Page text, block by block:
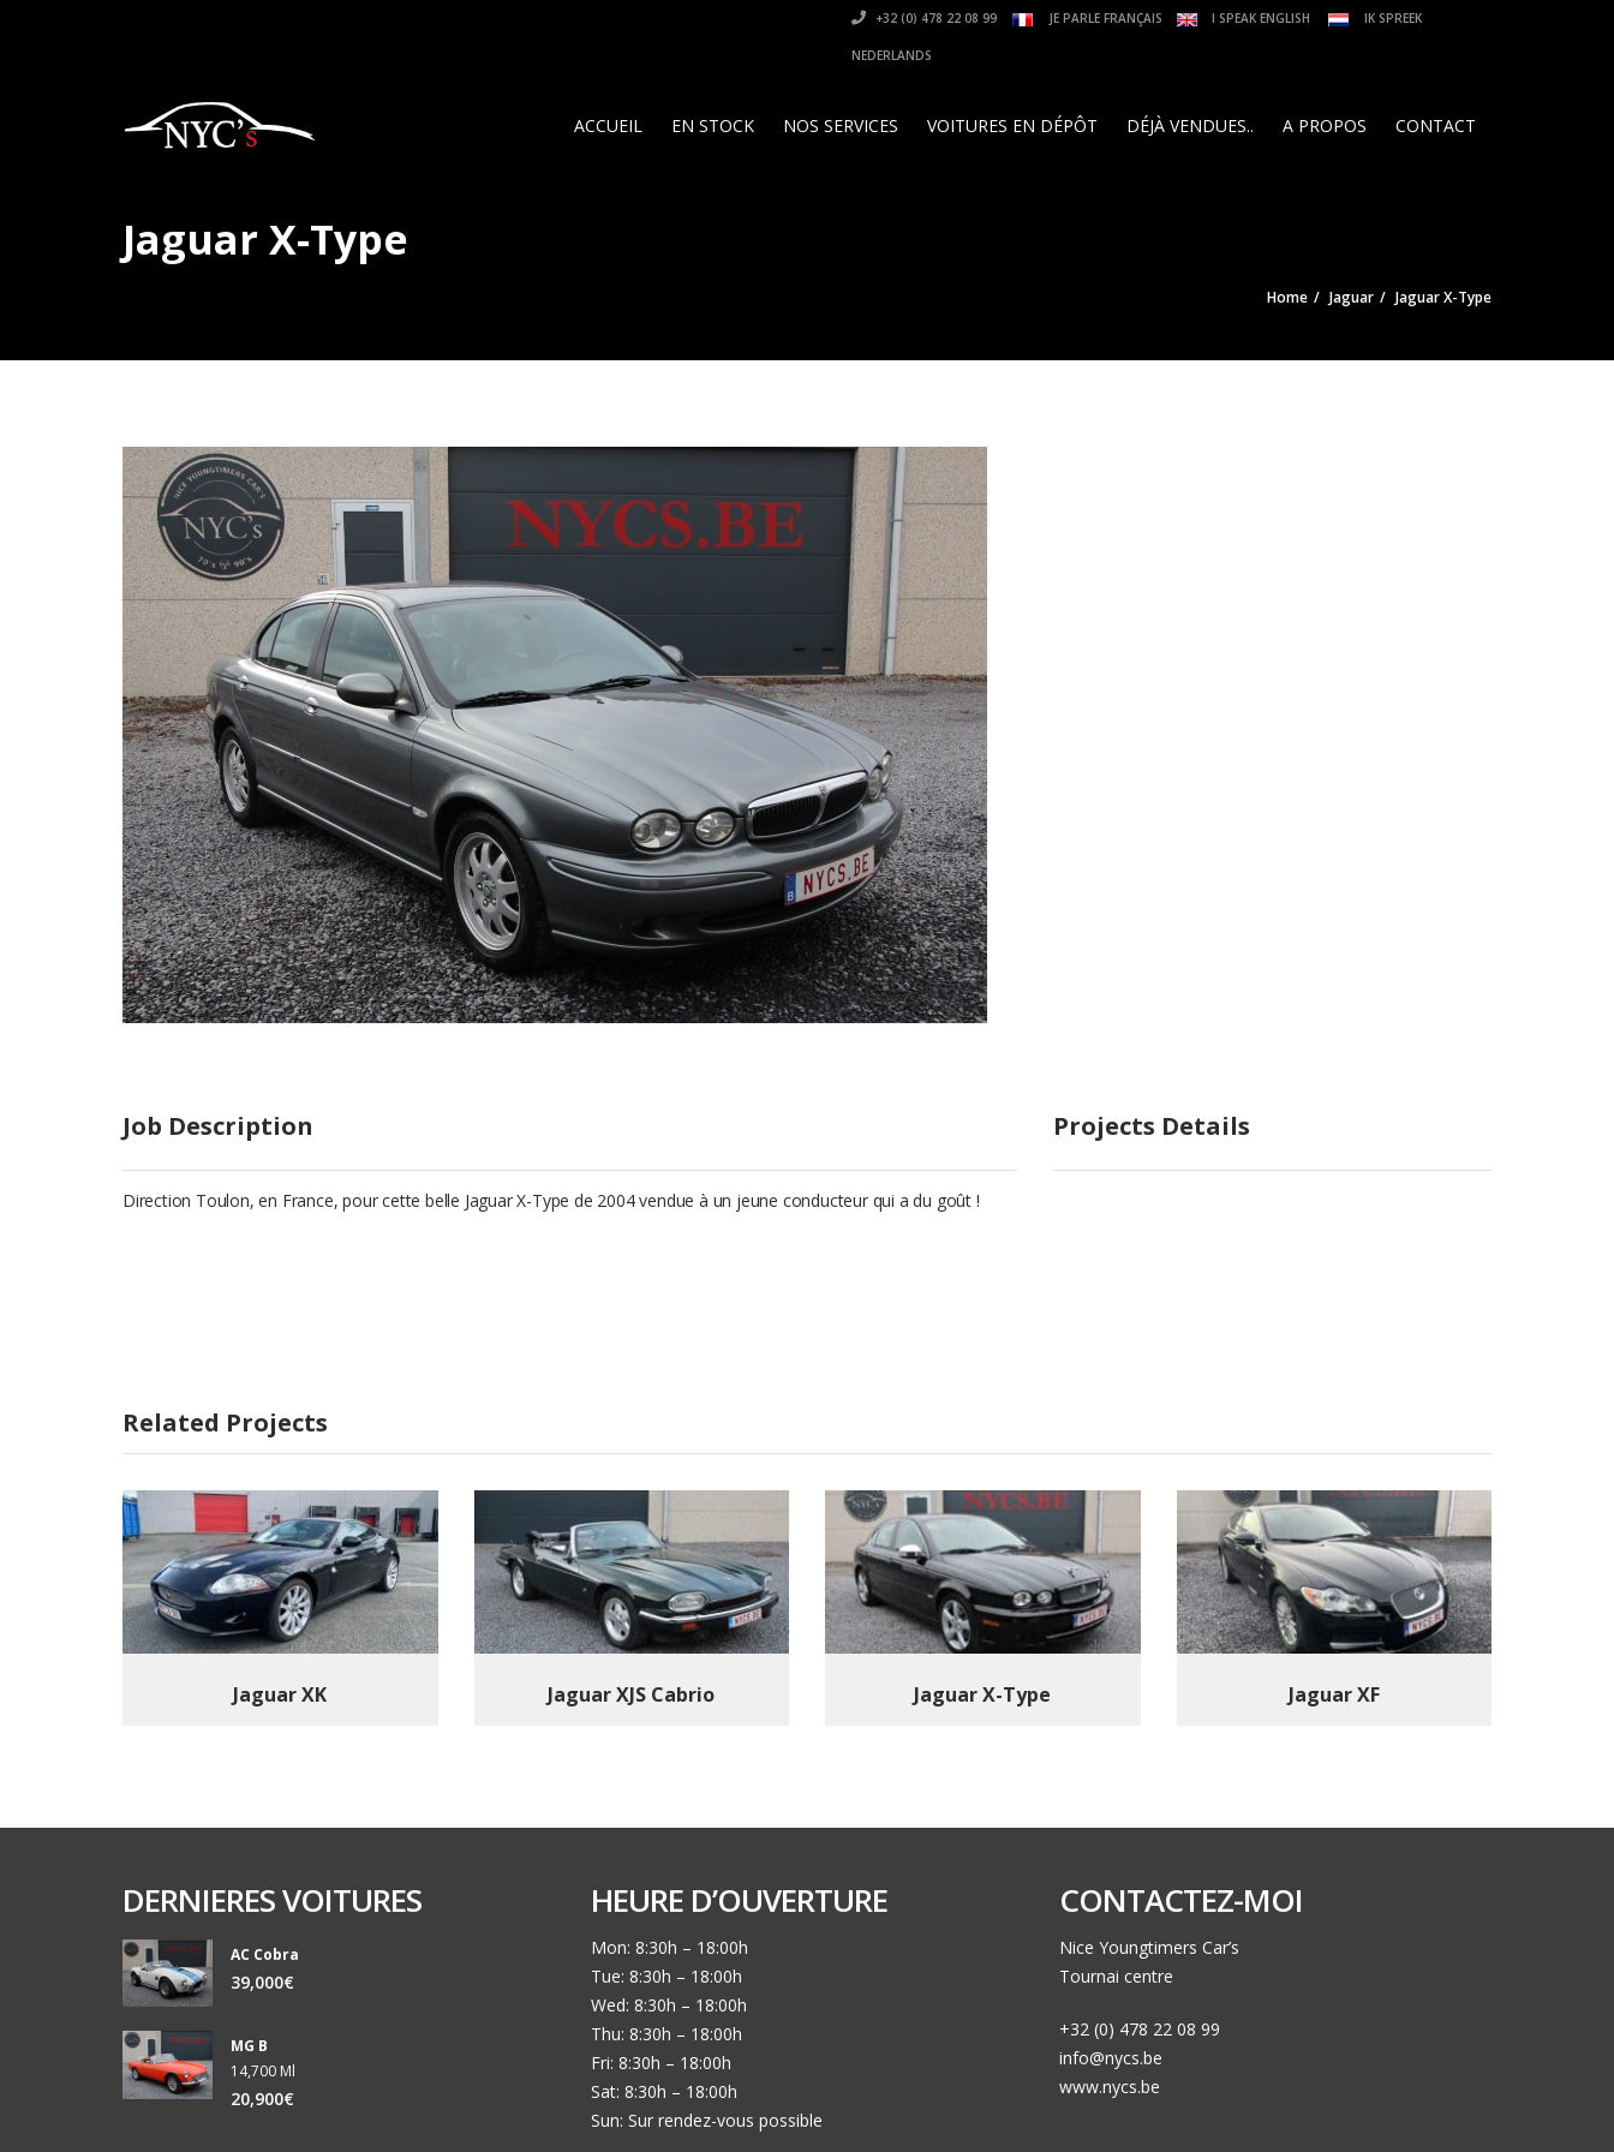
+32 (0) 478 22 08 99 JE PARLE FRANÇAIS I SPEAK ENGLISH IK SPREEK
NEDERLANDS
ACCUEIL EN STOCK NOS SERVICES VOITURES EN DÉPÔT DÉJÀ VENDUES.. A PROPOS CONTACT
Jaguar X-Type
Home Jaguar Jaguar X-Type
Job Description
Direction Toulon, en France, pour cette belle Jaguar X-Type de 2004 vendue à un jeune conducteur qui a du goût !
Projects Details
Related Projects
Jaguar XK Jaguar XJS Cabrio Jaguar X-Type Jaguar XF
DERNIERES VOITURES
AC Cobra
39,000€
MG B
14,700 Ml
20,900€
HEURE D’OUVERTURE
Mon: 8:30h – 18:00h
Tue: 8:30h – 18:00h
Wed: 8:30h – 18:00h
Thu: 8:30h – 18:00h
Fri: 8:30h – 18:00h
Sat: 8:30h – 18:00h
Sun: Sur rendez-vous possible
CONTACTEZ-MOI
Nice Youngtimers Car’s
Tournai centre
+32 (0) 478 22 08 99
info@nycs.be
www.nycs.be